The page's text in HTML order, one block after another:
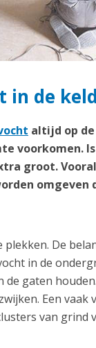
in de
altijd op
voorkomen.
groot.
plekken. De
in de
de gaten
Een
van